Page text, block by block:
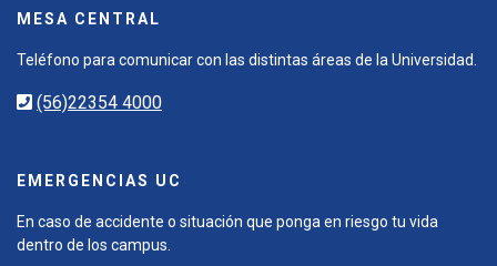
MESA CENTRAL
Teléfono para comunicar con las distintas áreas de la Universidad.
(56)22354 4000
EMERGENCIAS UC
En caso de accidente o situación que ponga en riesgo tu vida
dentro de los campus.